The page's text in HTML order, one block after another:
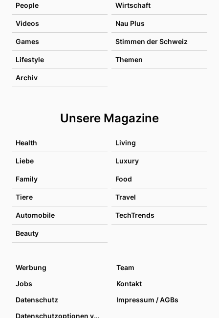
People Wirtschaft
Videos Nau Plus
Games Stimmen der Schweiz
Lifestyle Themen
Archiv
Unsere Magazine
Health Living
Liebe Luxury
Family Food
Tiere Travel
Automobile TechTrends
Beauty
Werbung
Team
Jobs
Kontakt
Datenschutz
Impressum / AGBs
Datenschutzoptionen verwalten